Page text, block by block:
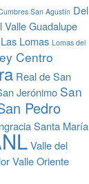
San Agustín Del
ValleGuadalupe
Las Lomas Lomas del
Centro
Real de San
Jerónimo San
Pedro
Santa María
Valle del
Valle Oriente